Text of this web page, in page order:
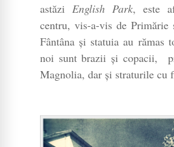
astăzi English Park, este
centru, vis-a-vis de Primărie
Fântâna și statuia au rămas
noi sunt brazii și copacii,
Magnolia, dar și straturile cu